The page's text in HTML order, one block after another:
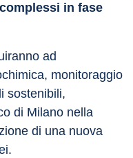
in fase
ad
monitoraggio
sostenibili,
di Milano nella
di una nuova